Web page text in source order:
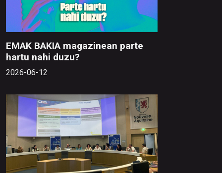
EMAK BAKIA magazinean parte
hartu nahi duzu?
2026-06-12